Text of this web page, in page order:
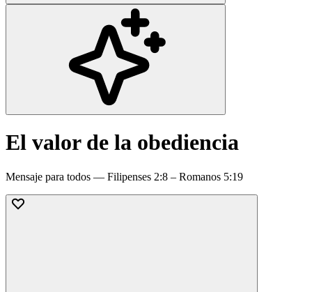
El valor de la obediencia
Mensaje para todos — Filipenses 2:8 – Romanos 5:19